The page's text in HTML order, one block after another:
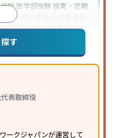
験 医学部受験 授業・定期
学習習慣の定着
学校別特化対策国公立大
対策
英語・英会話特化
策
応
1科目から受講可能
塾アンケート調査方法を参
す
表取締役
ークジャパンが運営して